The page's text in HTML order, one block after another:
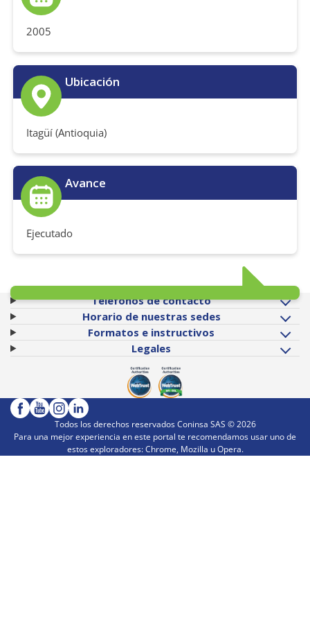
2005
Ubicación
Itagüí (Antioquia)
Avance
Ejecutado
Teléfonos de contacto
Horario de nuestras sedes
Formatos e instructivos
Legales
Todos los derechos reservados Coninsa SAS ©2026
Para una mejor experiencia en este portal te recomendamos usar uno de
estos exploradores: Chrome, Mozilla u Opera.